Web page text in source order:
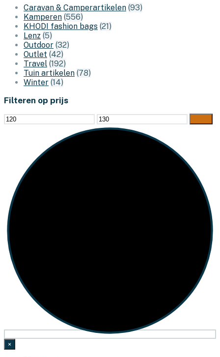
Caravan & Camperartikelen (93)
Kamperen (556)
KHODI fashion bags (21)
Lenz (5)
Outdoor (32)
Outlet (42)
Travel (192)
Tuin artikelen (78)
Winter (14)
Filteren op prijs
Min.
prijs
Max.
prijs
×